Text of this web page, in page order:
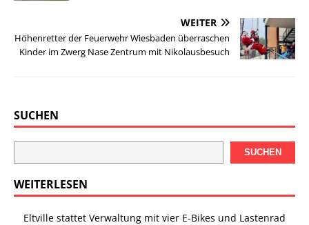
WEITER
Höhenretter der Feuerwehr Wiesbaden überraschen
Kinder im Zwerg Nase Zentrum mit Nikolausbesuch
SUCHEN
SUCHEN
WEITERLESEN
Eltville stattet Verwaltung mit vier E-Bikes und Lastenrad